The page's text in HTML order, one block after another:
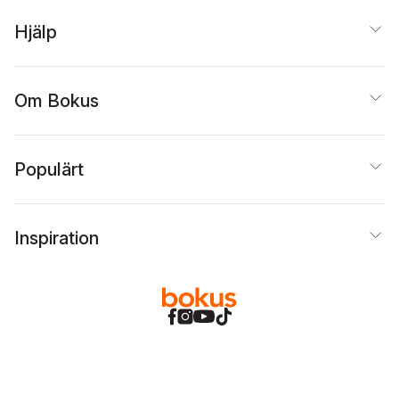
Hjälp
Om Bokus
Populärt
Inspiration